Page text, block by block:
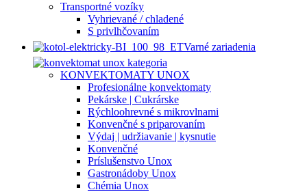
Transportné vozíky
Vyhrievané / chladené
S privlhčovaním
Varné zariadenia
KONVEKTOMATY UNOX
Profesionálne konvektomaty
Pekárske | Cukrárske
Rýchloohrevné s mikrovlnami
Konvenčné s priparovaním
Výdaj | udržiavanie | kysnutie
Konvenčné
Príslušenstvo Unox
Gastronádoby Unox
Chémia Unox